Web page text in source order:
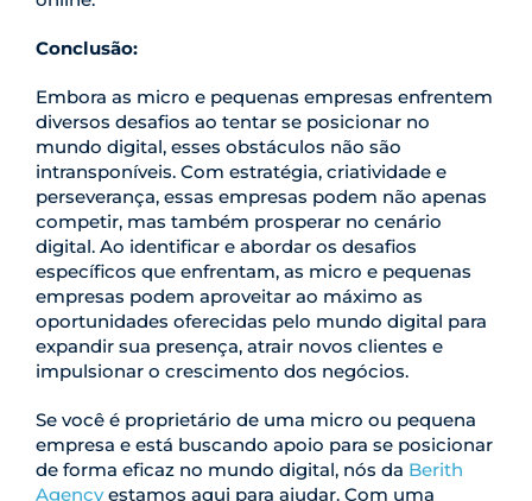
Conclusão:
Embora as micro e pequenas empresas enfrentem
diversos desafios ao tentar se posicionar no
mundo digital, esses obstáculos não são
intransponíveis. Com estratégia, criatividade e
perseverança, essas empresas podem não apenas
competir, mas também prosperar no cenário
digital. Ao identificar e abordar os desafios
específicos que enfrentam, as micro e pequenas
empresas podem aproveitar ao máximo as
oportunidades oferecidas pelo mundo digital para
expandir sua presença, atrair novos clientes e
impulsionar o crescimento dos negócios.
Se você é proprietário de uma micro ou pequena
empresa e está buscando apoio para se posicionar
de forma eficaz no mundo digital, nós da Berith
Agencyestamos aqui para ajudar. Com uma